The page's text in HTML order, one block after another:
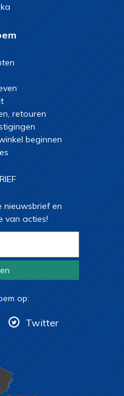
retouren
beginnen
nieuwsbrief en
van acties!
op:
Twitter